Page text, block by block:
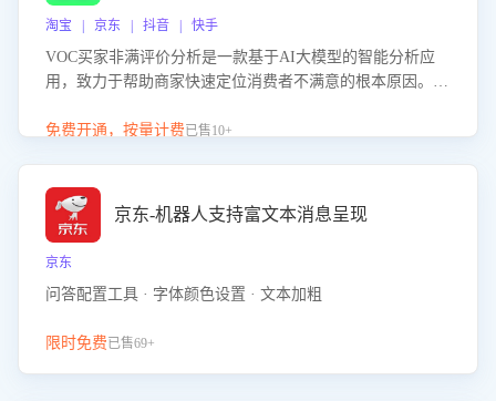
淘宝 | 京东 | 抖音 | 快手
VOC买家非满评价分析是一款基于AI大模型的智能分析应
用，致力于帮助商家快速定位消费者不满意的根本原因。该
客服原因或其它部门原因，明确责任归属，提供可落地的改
改，有效提升客户满意度和店铺整体服务质量。
免费开通，按量计费已售10+
京东-机器人支持富文本消息呈现
京东
问答配置工具 · 字体颜色设置 · 文本加粗
限时免费已售69+